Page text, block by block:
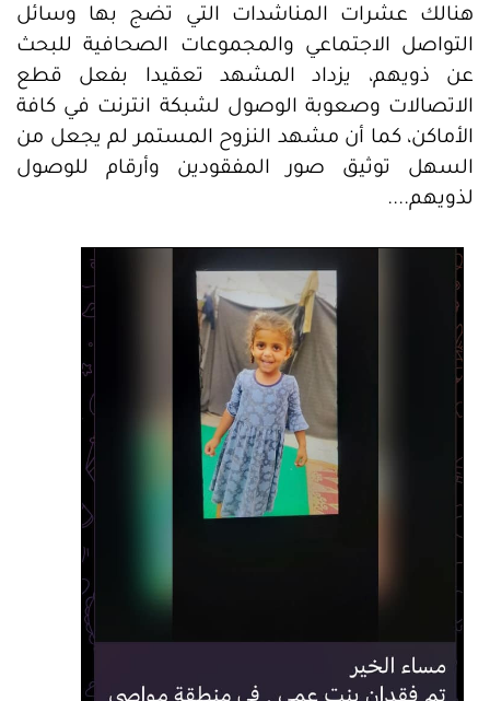
هنالك عشرات المناشدات التي تضج بها وسائل
التواصل الاجتماعي والمجموعات الصحافية للبحث
عن ذويهم، يزداد المشهد تعقيدا بفعل قطع
الاتصالات وصعوبة الوصول لشبكة انترنت في كافة
الأماكن، كما أن مشهد النزوح المستمر لم يجعل من
السهل توثيق صور المفقودين وأرقام للوصول
لذويهم....